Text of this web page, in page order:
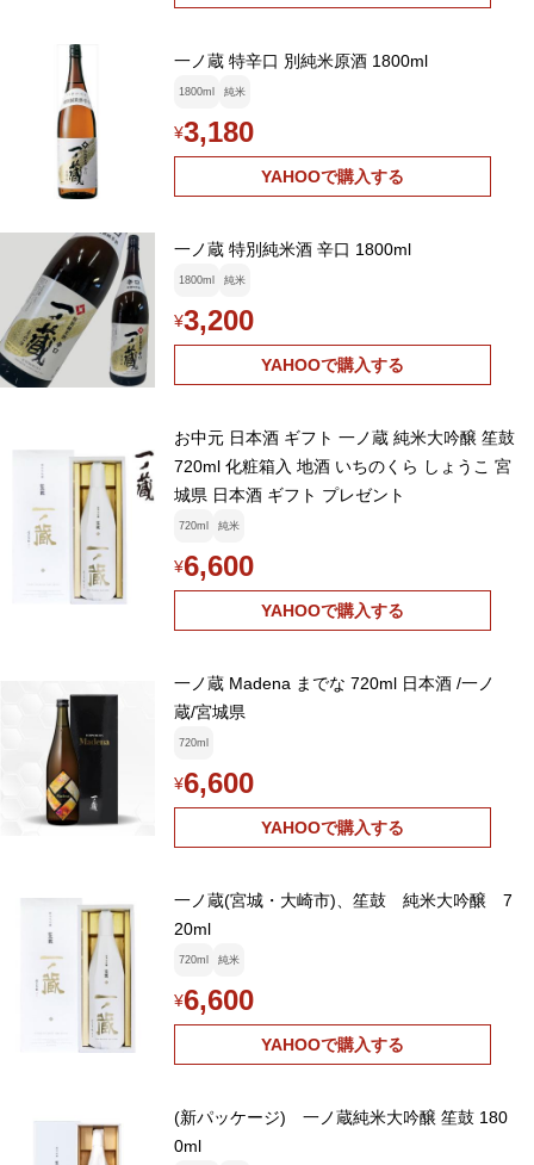
一ノ蔵 特辛口 別純米原酒 1800ml
1800ml 純米
¥3,180
YAHOOで購入する
一ノ蔵 特別純米酒 辛口 1800ml
1800ml 純米
¥3,200
YAHOOで購入する
お中元 日本酒 ギフト 一ノ蔵 純米大吟醸 笙鼓
720ml 化粧箱入 地酒 いちのくら しょうこ 宮
城県 日本酒 ギフト プレゼント
720ml 純米
¥6,600
YAHOOで購入する
一ノ蔵 Madena までな 720ml 日本酒 /一ノ
蔵/宮城県
720ml
¥6,600
YAHOOで購入する
一ノ蔵(宮城・大崎市)、笙鼓 純米大吟醸 7
20ml
720ml 純米
¥6,600
YAHOOで購入する
(新パッケージ) 一ノ蔵純米大吟醸 笙鼓 180
0ml